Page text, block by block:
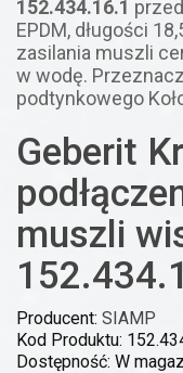
152.434.16.1
EPDM, długości
zasilania muszli
w wodę.
podtynkowego
Geberit
muszli
Producent: SIAMP
Kod Produktu:
Dostępność: W